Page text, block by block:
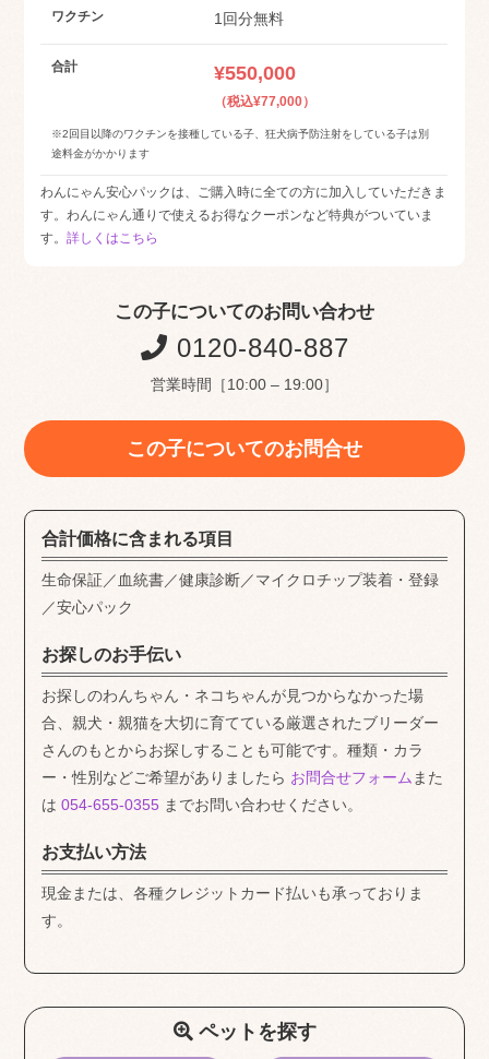
ワクチン 1回分無料
合計 ¥550,000
（税込¥77,000）
※2回目以降のワクチンを接種している子、狂犬病予防注射をしている子は別
途料金がかかります
わんにゃん安心パックは、ご購入時に全ての方に加入していただきま
す。わんにゃん通りで使えるお得なクーポンなど特典がついていま
す。詳しくはこちら
この子についてのお問い合わせ
0120-840-887
営業時間［10:00 – 19:00］
この子についてのお問合せ
合計価格に含まれる項目
生命保証／血統書／健康診断／マイクロチップ装着・登録
／安心パック
お探しのお手伝い
お探しのわんちゃん・ネコちゃんが見つからなかった場
合、親犬・親猫を大切に育てている厳選されたブリーダー
さんのもとからお探しすることも可能です。種類・カラ
ー・性別などご希望がありましたら お問合せフォーム また
は054-655-0355 までお問い合わせください。
お支払い方法
現金または、各種クレジットカード払いも承っておりま
す。
ペットを探す